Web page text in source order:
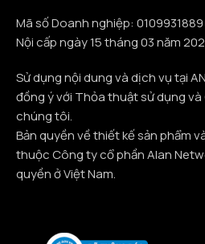
Mã số Doanh nghiệp:
Nội cấp ngày 15 tháng 03 năm
Sử dụng nội dung và dịch vụ tại
đồng ý với Thỏa thuật sử dụng
chúng tôi.
Bản quyền về thiết kế sản phẩm
thuộc Công ty cổ phần Alan
quyền ở Việt Nam.